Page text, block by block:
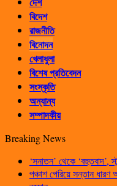
বিদেশ
রাজনীতি
বিনোদন
খেলাধুলা
বিশেষ প্রতিবেদন
সংস্কৃতি
অন্যান্য
সম্পাদকীয়
Breaking News
‘সনাতন’ থেকে ‘বহুতবাদ’,
পঞ্চাশ পেরিয়ে সন্তান